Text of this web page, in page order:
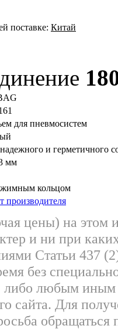
поставке: Китай
для пневмосистем
и герметичного
мм
кольцом
производителя
цены) на этом
и ни при
Статьи 437
без
либо любым
сайта. Для